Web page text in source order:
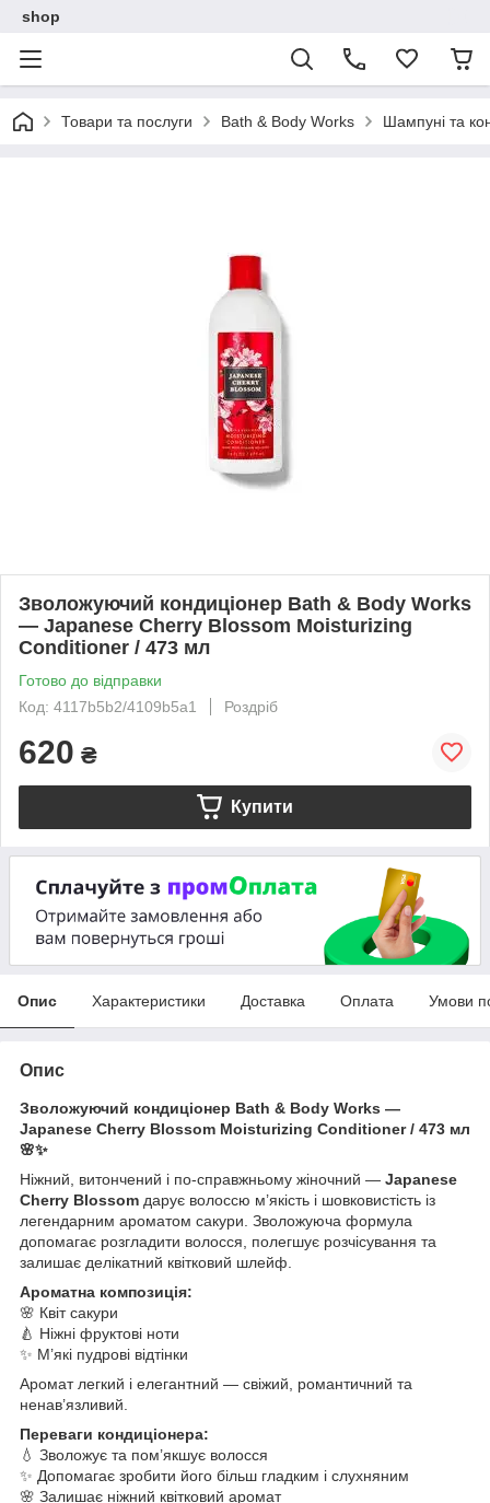
shop
Товари та послуги Bath & Body Works Шампуні та
Зволожуючий кондиціонер Bath & Body Works
— Japanese Cherry Blossom Moisturizing
Conditioner / 473 мл
Готово до відправки
Код: 4117b5b2/4109b5a1
Роздріб
620 ₴
Купити
Опис Характеристики Доставка Оплата Умови
Опис
Зволожуючий кондиціонер Bath & Body Works —
Japanese Cherry Blossom Moisturizing Conditioner / 473 мл
🌸✨
Ніжний, витончений і по-справжньому жіночний — Japanese
Cherry Blossom дарує волоссю м’якість і шовковистість із
легендарним ароматом сакури. Зволожуюча формула
допомагає розгладити волосся, полегшує розчісування та
залишає делікатний квітковий шлейф.
Ароматна композиція:
🌸 Квіт сакури
🍐 Ніжні фруктові ноти
✨ М’які пудрові відтінки
Аромат легкий і елегантний — свіжий, романтичний та
ненав’язливий.
Переваги кондиціонера:
💧 Зволожує та пом’якшує волосся
✨ Допомагає зробити його більш гладким і слухняним
🌸 Залишає ніжний квітковий аромат